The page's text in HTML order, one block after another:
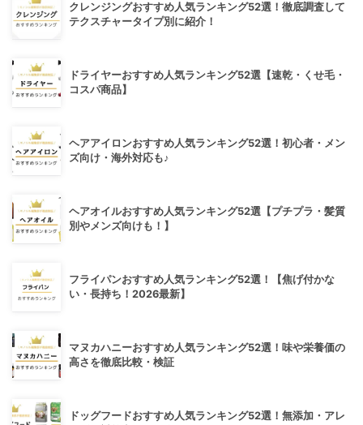
クレンジングおすすめ人気ランキング52選！徹底調査して
テクスチャータイプ別に紹介！
ドライヤーおすすめ人気ランキング52選【速乾・くせ毛・
コスパ商品】
ヘアアイロンおすすめ人気ランキング52選！初心者・メン
ズ向け・海外対応も♪
ヘアオイルおすすめ人気ランキング52選【プチプラ・髪質
別やメンズ向けも！】
フライパンおすすめ人気ランキング52選！【焦げ付かな
い・長持ち！2026最新】
マヌカハニーおすすめ人気ランキング52選！味や栄養価の
高さを徹底比較・検証
ドッグフードおすすめ人気ランキング52選！無添加・アレ